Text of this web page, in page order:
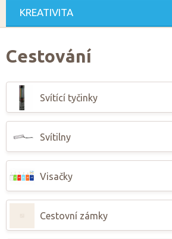
KREATIVITA
Cestování
Svítící tyčinky
Svítilny
Visačky
Cestovní zámky